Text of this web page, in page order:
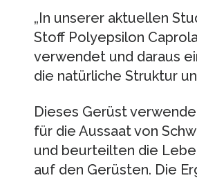
„In unserer aktuellen
Stoff Polyepsilon
verwendet und daraus
die natürliche Struktur
Dieses Gerüst
für die Aussaat von
und beurteilten die
auf den Gerüsten. Die